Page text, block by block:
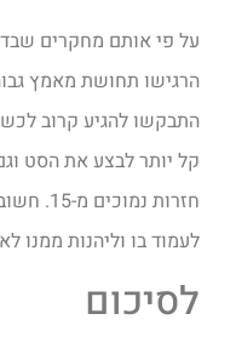
על פי אותם מחקרים
הרגישו תחושת מאמץ
קל יותר לבצע את הסט
חזרות
לעמוד בו וליהנות ממנו
לסיכום